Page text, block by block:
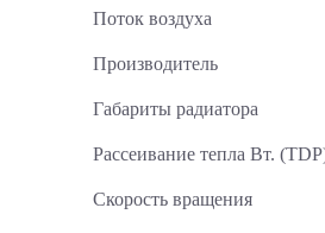
Поток воздуха
Производитель
Габариты радиатора
Рассеивание тепла Вт.
Скорость вращения